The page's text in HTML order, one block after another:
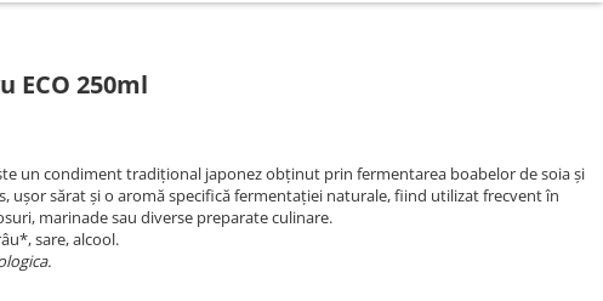
ECO 250ml
un condiment tradițional japonez obținut prin fermentarea boabelor de soia și
ușor sărat și o aromă specifică fermentației naturale, fiind utilizat frecvent în
marinade sau diverse preparate culinare.
sare, alcool.